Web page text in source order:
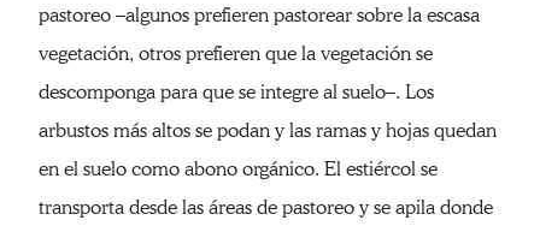
pastoreo –algunos prefieren pastorear sobre la escasa
vegetación, otros prefieren que la vegetación se
descomponga para que se integre al suelo–. Los
arbustos más altos se podan y las ramas y hojas quedan
en el suelo como abono orgánico. El estiércol se
transporta desde las áreas de pastoreo y se apila donde